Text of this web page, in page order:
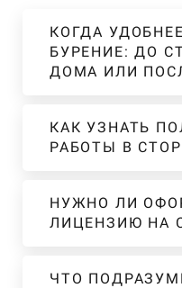
КОГДА
БУРЕНИЕ: ДО
ДОМА ИЛИ
КАК УЗНАТЬ
РАБОТЫ В
НУЖНО ЛИ
ЛИЦЕНЗИЮ НА
ЧТО